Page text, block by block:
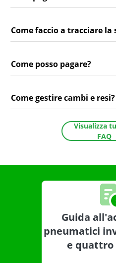
Come faccio a tracciare la
Come posso pagare?
Come gestire cambi e resi?
Visualizza
FAQ
Guida
pneumatici
e quattro